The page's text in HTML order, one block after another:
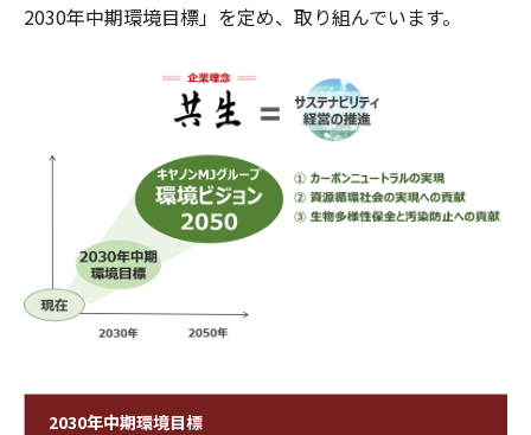
2030年中期環境目標」を定め、取り組んでいます。
2030年中期環境目標